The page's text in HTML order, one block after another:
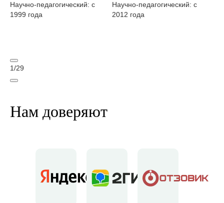
Научно-педагогический: с
1999 года
Научно-педагогический: с
2012 года
1/29
Нам доверяют